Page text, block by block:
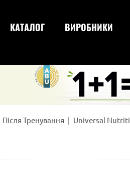
КАТАЛОГ ВИРОБНИКИ
Після Тренування Universal